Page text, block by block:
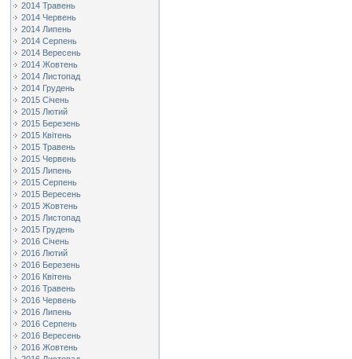
2014 Травень
2014 Червень
2014 Липень
2014 Серпень
2014 Вересень
2014 Жовтень
2014 Листопад
2014 Грудень
2015 Січень
2015 Лютий
2015 Березень
2015 Квітень
2015 Травень
2015 Червень
2015 Липень
2015 Серпень
2015 Вересень
2015 Жовтень
2015 Листопад
2015 Грудень
2016 Січень
2016 Лютий
2016 Березень
2016 Квітень
2016 Травень
2016 Червень
2016 Липень
2016 Серпень
2016 Вересень
2016 Жовтень